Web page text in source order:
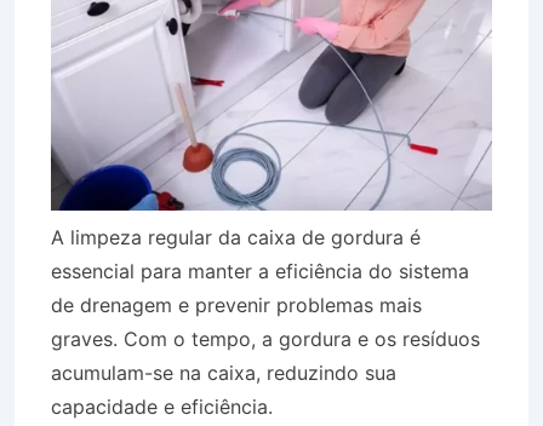
A limpeza regular da caixa de gordura é
essencial para manter a eficiência do sistema
de drenagem e prevenir problemas mais
graves. Com o tempo, a gordura e os resíduos
acumulam-se na caixa, reduzindo sua
capacidade e eficiência.